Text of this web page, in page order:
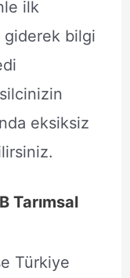
ilk
bilgi
eksiksiz
Tarımsal
Türkiye